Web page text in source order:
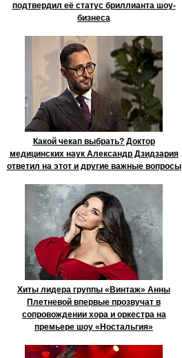
подтвердил её статус бриллианта шоу-
бизнеса
Какой чекап выбрать? Доктор
медицинских наук Александр Дзидзария
ответил на этот и другие важные вопросы
Хиты лидера группы «Винтаж» Анны
Плетневой впервые прозвучат в
сопровождении хора и оркестра на
премьере шоу «Ностальгия»